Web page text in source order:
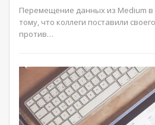
Перемещение данных из Medium в
тому, что коллеги поставили
против…